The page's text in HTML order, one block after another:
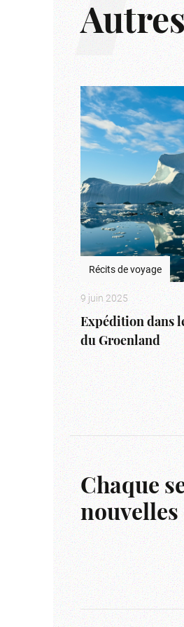
Récits de voyage
9 juin 2025
Expédition dans
du Groenland
Chaque